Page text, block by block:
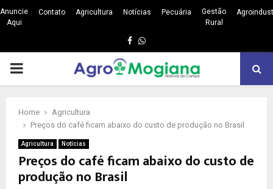
Anuncie
Aqui
Contato Agricultura Notícias Pecuária
Gestão
Rural
Facebook
Whatsapp
PRIMARY
Home
Agricultura
Preços do café ficam abaixo do custo de produção no Brasil
Agricultura Notícias
Preços do café ficam abaixo do custo de
produção no Brasil